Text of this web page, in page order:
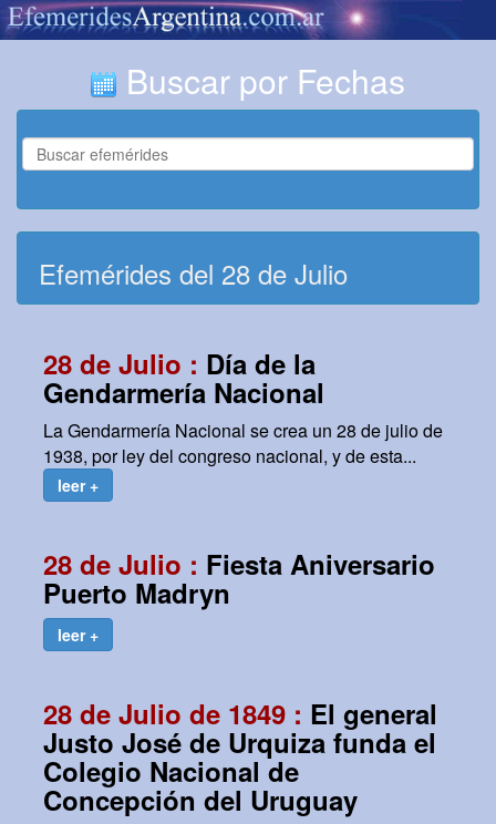
Buscar por Fechas
Efemérides del 28 de Julio
28 de Julio : Día de la
Gendarmería Nacional
La Gendarmería Nacional se crea un 28 de julio de
1938, por ley del congreso nacional, y de esta...
leer +
28 de Julio : Fiesta Aniversario
Puerto Madryn
leer +
28 de Julio de 1849 : El general
Justo José de Urquiza funda el
Colegio Nacional de
Concepción del Uruguay